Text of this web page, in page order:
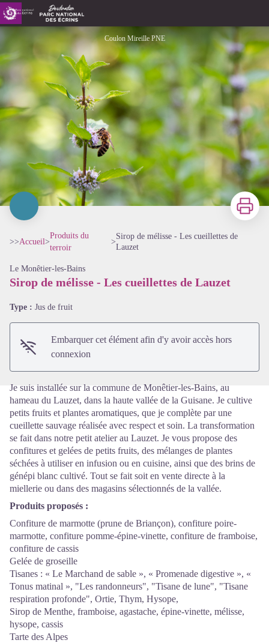
Sirop de mélisse - Les cueillettes de Lauzet
Coulon Mireille PNE
Imprimer
>>Accueil>
Produits du
terroir
>
Sirop de mélisse - Les cueillettes de
Lauzet
Le Monêtier-les-Bains
Sirop de mélisse - Les cueillettes de Lauzet
Type : Jus de fruit
Embarquer cet élément afin d'y avoir accès hors
connexion
Je suis installée sur la commune de Monêtier-les-Bains, au
hameau du Lauzet, dans la haute vallée de la Guisane. Je cultive
petits fruits et plantes aromatiques, que je complète par une
cueillette sauvage réalisée avec respect et soin. La transformation
se fait dans notre petit atelier au Lauzet. Je vous propose des
confitures et gelées de petits fruits, des mélanges de plantes
séchées à utiliser en infusion ou en cuisine, ainsi que des brins de
génépi blanc cultivé. Tout se fait soit en vente directe à la
miellerie ou dans des magasins sélectionnés de la vallée.
Produits proposés :
Confiture de marmotte (prune de Briançon), confiture poire-
marmotte, confiture pomme-épine-vinette, confiture de framboise,
confiture de cassis
Gelée de groseille
Tisanes : « Le Marchand de sable », « Promenade digestive », «
Tonus matinal », "Les randonneurs", "Tisane de lune", "Tisane
respiration profonde", Ortie, Thym, Hysope,
Sirop de Menthe, framboise, agastache, épine-vinette, mélisse,
hysope, cassis
Tarte des Alpes